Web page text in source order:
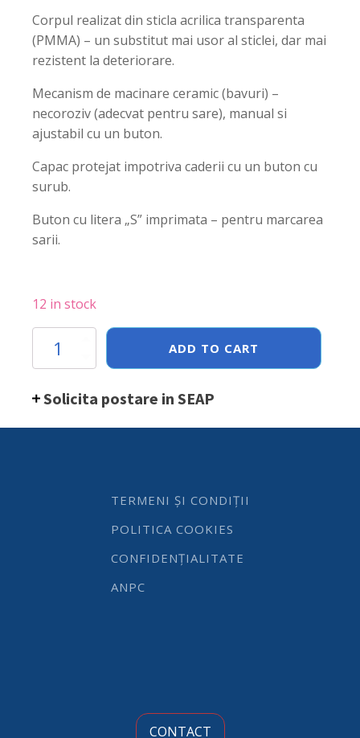
Corpul realizat din sticla acrilica transparenta
(PMMA) – un substitut mai usor al sticlei, dar mai
rezistent la deteriorare.
Mecanism de macinare ceramic (bavuri) –
necoroziv (adecvat pentru sare), manual si
ajustabil cu un buton.
Capac protejat impotriva caderii cu un buton cu
surub.
Buton cu litera „S” imprimata – pentru marcarea
sarii.
12 in stock
Rasnita
pentru
sare
lemn
ADD TO CART
Solicita postare in SEAP
TERMENI ȘI CONDIȚII
POLITICA COOKIES
CONFIDENȚIALITATE
ANPC
CONTACT